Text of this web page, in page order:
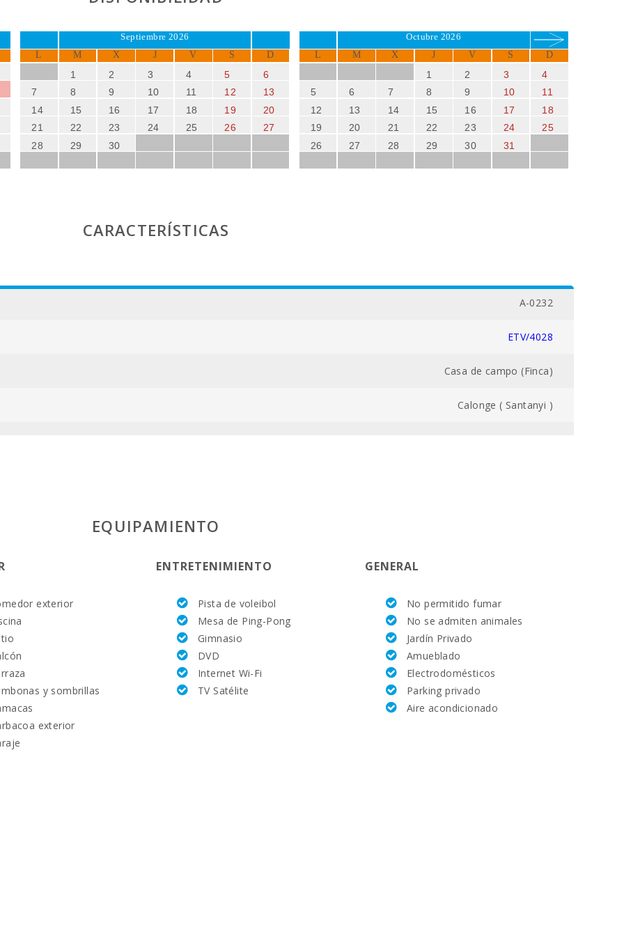
Septiembre 2026
L M X J V S D
1 2 3 4 5
6
7
8 9 10 11 12
13
14
15 16 17 18 19
20
21
22 23 24 25 26
27
28
29 30
Octubre 2026
L M X J V S D
1 2 3
4
5
6 7 8 9 10
11
12
13 14 15 16 17
18
19
20 21 22 23 24
25
26
27 28 29 30 31
CARACTERÍSTICAS
A-0232
ETV/4028
Casa de campo (Finca)
Calonge ( Santanyi )
EQUIPAMIENTO
exterior
y sombrillas
exterior
ENTRETENIMIENTO
Pista de voleibol
Mesa de Ping-Pong
Gimnasio
DVD
Internet Wi-Fi
TV Satélite
GENERAL
No permitido fumar
No se admiten animales
Jardín Privado
Amueblado
Electrodomésticos
Parking privado
Aire acondicionado